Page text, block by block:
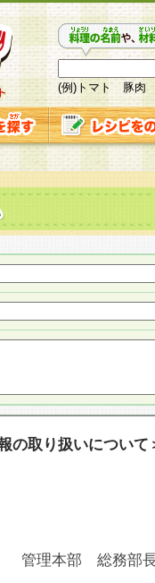
(例)トマト 豚肉
の取り扱いについて
管理本部 総務部